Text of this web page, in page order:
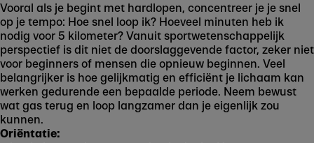
Vooral als je begint met hardlopen, concentreer je je snel
op je tempo: Hoe snel loop ik? Hoeveel minuten heb ik
nodig voor 5 kilometer? Vanuit sportwetenschappelijk
perspectief is dit niet de doorslaggevende factor, zeker niet
voor beginners of mensen die opnieuw beginnen. Veel
belangrijker is hoe gelijkmatig en efficiënt je lichaam kan
werken gedurende een bepaalde periode. Neem bewust
wat gas terug en loop langzamer dan je eigenlijk zou
kunnen.
Oriëntatie: